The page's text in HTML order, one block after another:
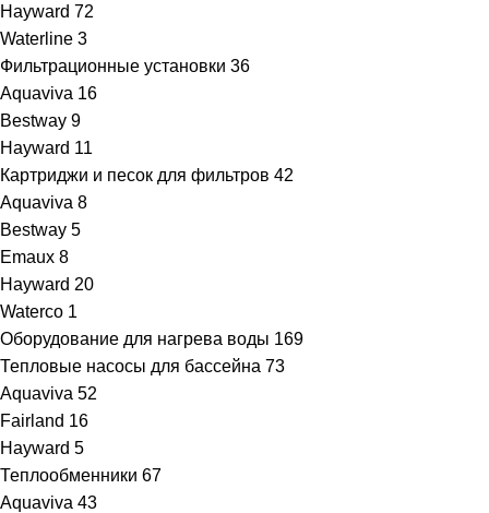
Hayward 72
Waterline 3
Фильтрационные установки 36
Aquaviva 16
Bestway 9
Hayward 11
Картриджи и песок для фильтров 42
Aquaviva 8
Bestway 5
Emaux 8
Hayward 20
Waterco 1
Оборудование для нагрева воды 169
Тепловые насосы для бассейна 73
Aquaviva 52
Fairland 16
Hayward 5
Теплообменники 67
Aquaviva 43